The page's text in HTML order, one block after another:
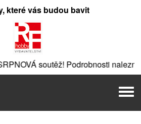
které vás budou bavit
soutěž! Podrobnosti
. |